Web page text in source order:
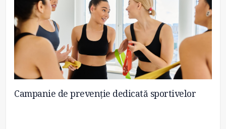
Campanie de prevenție dedicată sportivelor